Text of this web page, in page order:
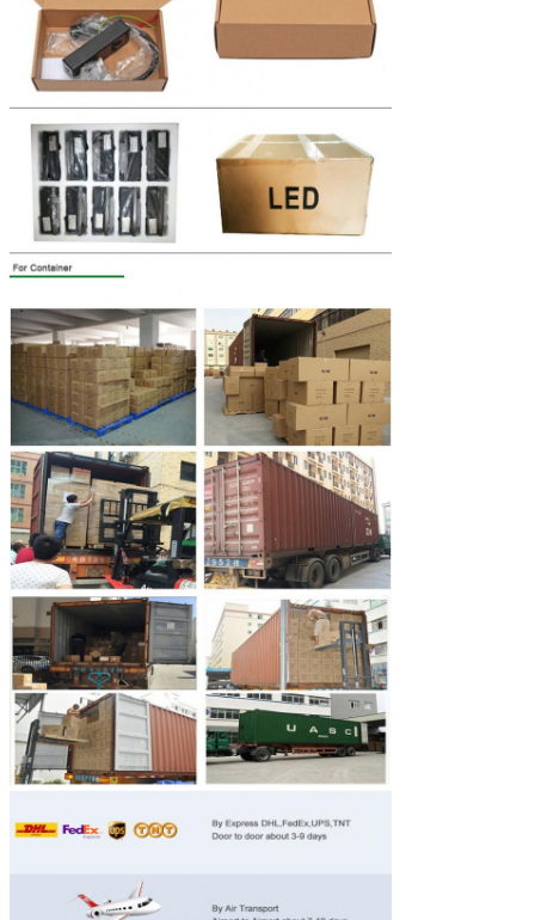
Deja un mensaje
¡Te llamaremos pronto!